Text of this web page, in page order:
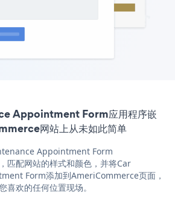
Appointment Form应用程序嵌
网站上从未如此简单
Appointment Form
匹配网站的样式和颜色，并将Car
Form添加到AmeriCommerce页面，
喜欢的任何位置现场。